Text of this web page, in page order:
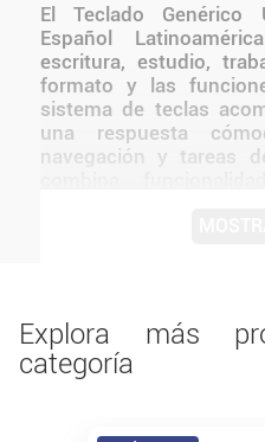
El Teclado Genérico
Español
escritura, estudio,
formato y las
sistema de teclas
una respuesta
navegación y tareas
Explora más
categoría